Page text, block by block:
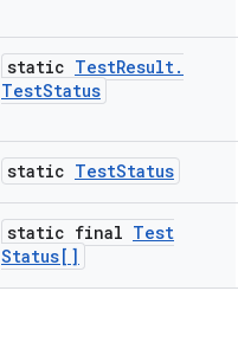
static TestResult.
TestStatus
static TestStatus
static final Test
Status[]